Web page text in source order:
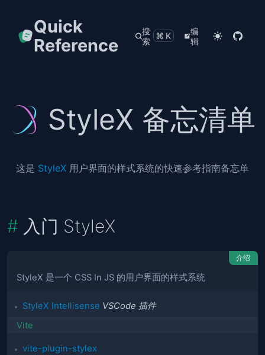
Quick
Reference
搜
索
⌘K
编
辑
StyleX 备忘清单
这是 StyleX 用户界面的样式系统的快速参考指南备忘单
入门 StyleX
介绍
StyleX 是一个 CSS In JS 的用户界面的样式系统
StyleX Intellisense VSCode 插件
Vite
vite-plugin-stylex